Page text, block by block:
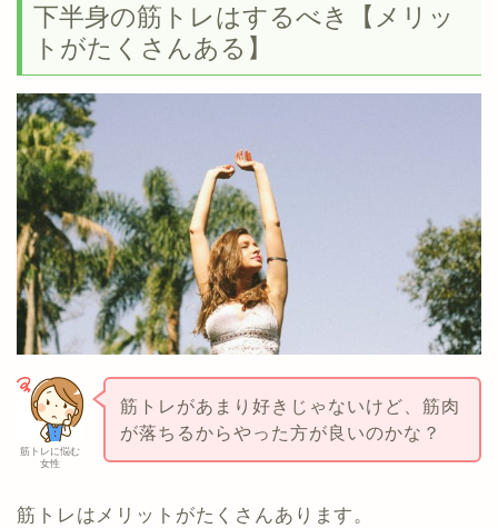
下半身の筋トレはするべき【メリッ
トがたくさんある】
筋トレに悩む
女性
筋トレがあまり好きじゃないけど、筋肉
が落ちるからやった方が良いのかな？
筋トレはメリットがたくさんあります。